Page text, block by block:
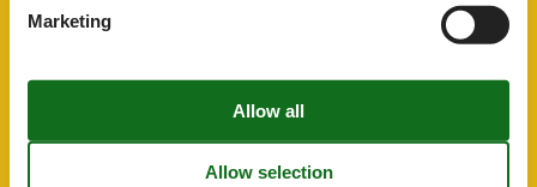
Double bed
Floor toilet
High chair
Non-smokers
Marketing